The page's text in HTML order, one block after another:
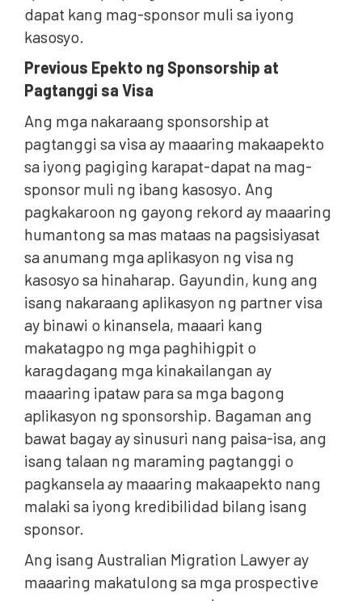
dapat kang mag-sponsor muli sa iyong
kasosyo.
Previous Epekto ng Sponsorship at
Pagtanggi sa Visa
Ang mga nakaraang sponsorship at
pagtanggi sa visa ay maaaring makaapekto
sa iyong pagiging karapat-dapat na mag-
sponsor muli ng ibang kasosyo. Ang
pagkakaroon ng gayong rekord ay maaaring
humantong sa mas mataas na pagsisiyasat
sa anumang mga aplikasyon ng visa ng
kasosyo sa hinaharap. Gayundin, kung ang
isang nakaraang aplikasyon ng partner visa
ay binawi o kinansela, maaari kang
makatagpo ng mga paghihigpit o
karagdagang mga kinakailangan ay
maaaring ipataw para sa mga bagong
aplikasyon ng sponsorship. Bagaman ang
bawat bagay ay sinusuri nang paisa-isa, ang
isang talaan ng maraming pagtanggi o
pagkansela ay maaaring makaapekto nang
malaki sa iyong kredibilidad bilang isang
sponsor.
Ang isang Australian Migration Lawyer ay
maaaring makatulong sa mga prospective